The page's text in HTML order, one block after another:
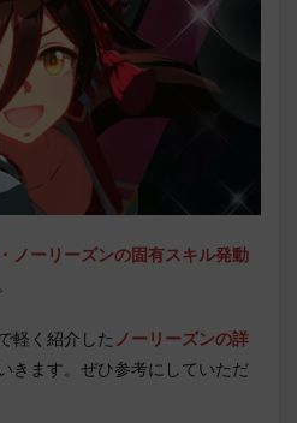
ノーリーズンの固有スキル発動
軽く紹介した ノーリーズンの詳
きます。ぜひ参考にしていただ